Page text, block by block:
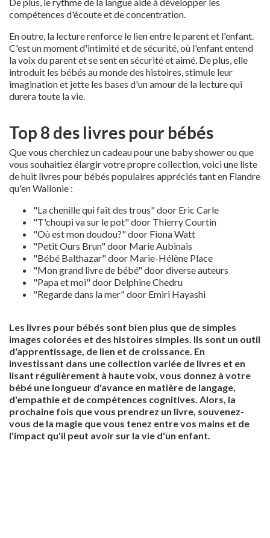
compétences d'écoute et de concentration.
En outre, la lecture renforce le lien entre le parent et l'enfant.
C'est un moment d'intimité et de sécurité, où l'enfant entend
la voix du parent et se sent en sécurité et aimé. De plus, elle
introduit les bébés au monde des histoires, stimule leur
imagination et jette les bases d'un amour de la lecture qui
durera toute la vie.
Top 8 des livres pour bébés
Que vous cherchiez un cadeau pour une baby shower ou que
vous souhaitiez élargir votre propre collection, voici une liste
de huit livres pour bébés populaires appréciés tant en Flandre
qu'en Wallonie :
"La chenille qui fait des trous" door Eric Carle
"T'choupi va sur le pot" door Thierry Courtin
"Où est mon doudou?" door Fiona Watt
"Petit Ours Brun" door Marie Aubinais
"Bébé Balthazar" door Marie-Hélène Place
"Mon grand livre de bébé" door diverse auteurs
"Papa et moi" door Delphine Chedru
"Regarde dans la mer" door Emiri Hayashi
Les livres pour bébés sont bien plus que de simples
images colorées et des histoires simples. Ils sont un outil
d'apprentissage, de lien et de croissance. En
investissant dans une collection variée de livres et en
lisant régulièrement à haute voix, vous donnez à votre
bébé une longueur d'avance en matière de langage,
d'empathie et de compétences cognitives. Alors, la
prochaine fois que vous prendrez un livre, souvenez-
vous de la magie que vous tenez entre vos mains et de
l'impact qu'il peut avoir sur la vie d'un enfant.